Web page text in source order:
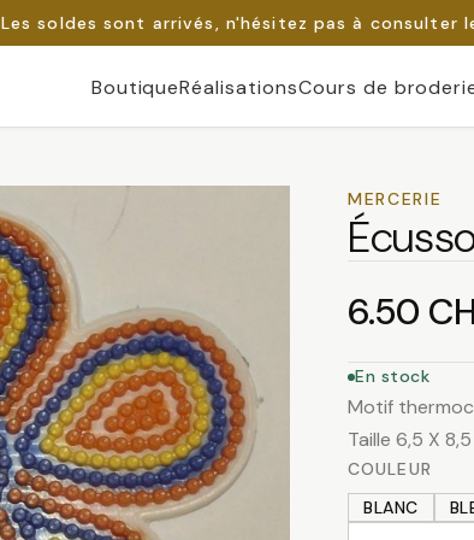
Les soldes sont arrivés, n'hésitez pas à consulter
BoutiqueRéalisationsCours de
MERCERIE
6.50
En stock
Motif
Taille 6,5 X
COULEUR
BLANC